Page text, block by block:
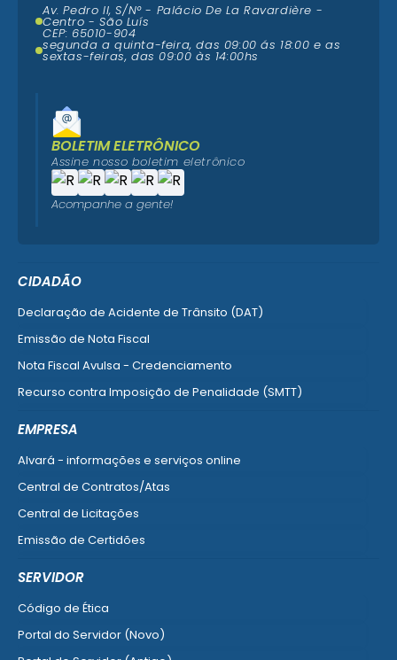
CIDADÃO
Declaração de Acidente de Trânsito (DAT)
Emissão de Nota Fiscal
Nota Fiscal Avulsa - Credenciamento
Recurso contra Imposição de Penalidade (SMTT)
EMPRESA
Alvará - informações e serviços online
Central de Contratos/Atas
Central de Licitações
Emissão de Certidões
SERVIDOR
Código de Ética
Portal do Servidor (Novo)
Av. Pedro II, S/N° - Palácio De La Ravardière -
Centro - São Luís
CEP: 65010-904
segunda a quinta-feira, das 09:00 ás 18:00 e as
sextas-feiras, das 09:00 às 14:00hs
BOLETIM ELETRÔNICO
Assine nosso boletim eletrônico
Acompanhe a gente!